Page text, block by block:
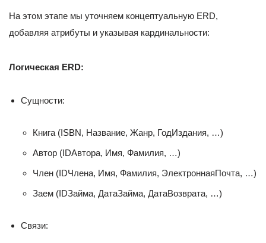
На этом этапе мы уточняем концептуальную ERD,
добавляя атрибуты и указывая кардинальности:
Логическая ERD:
Сущности:
Книга (ISBN, Название, Жанр, ГодИздания, …)
Автор (IDАвтора, Имя, Фамилия, …)
Член (IDЧлена, Имя, Фамилия, ЭлектроннаяПочта, …)
Заем (IDЗайма, ДатаЗайма, ДатаВозврата, …)
Связи: